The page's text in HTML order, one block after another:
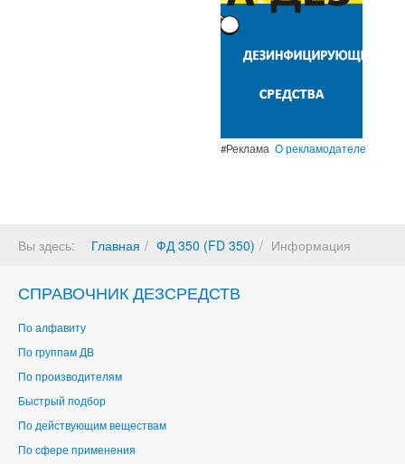
#Реклама О рекламодателе
Вы здесь: Главная ФД 350 (FD 350) Информация
СПРАВОЧНИК ДЕЗСРЕДСТВ
По алфавиту
По группам ДВ
По производителям
Быстрый подбор
По действующим веществам
По сфере применения